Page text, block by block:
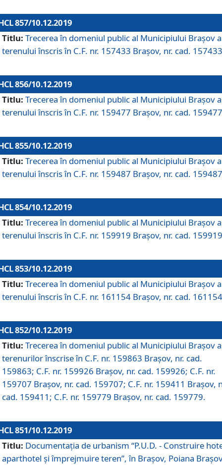
857/10.12.2019
Titlu: Trecerea în domeniul public al Municipiului Braşov a
terenului înscris în C.F. nr. 157433 Brașov, nr. cad.
856/10.12.2019
Titlu: Trecerea în domeniul public al Municipiului Braşov a
terenului înscris în C.F. nr. 159477 Brașov, nr. cad.
855/10.12.2019
Titlu: Trecerea în domeniul public al Municipiului Braşov a
terenului înscris în C.F. nr. 159487 Brașov, nr. cad.
854/10.12.2019
Titlu: Trecerea în domeniul public al Municipiului Braşov a
terenului înscris în C.F. nr. 159919 Brașov, nr. cad.
853/10.12.2019
Titlu: Trecerea în domeniul public al Municipiului Braşov a
terenului înscris în C.F. nr. 161154 Brașov, nr. cad.
852/10.12.2019
Titlu: Trecerea în domeniul public al Municipiului Braşov a
terenurilor înscrise în C.F. nr. 159863 Brașov, nr. cad.
159863; C.F. nr. 159926 Brașov, nr. cad. 159926; C.F. nr.
159707 Brașov, nr. cad. 159707; C.F. nr. 159411 Brașov,
cad. 159411; C.F. nr. 159779 Brașov, nr. cad. 159779.
851/10.12.2019
Titlu: Documentaţia de urbanism “P.U.D. - Construire
aparthotel şi împrejmuire teren”, în Braşov, Poiana